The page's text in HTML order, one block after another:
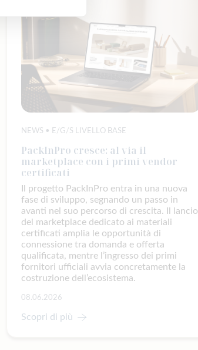
NEWS • E/G/S LIVELLO BASE
PackInPro cresce: al via il
marketplace con i primi vendor
certificati
Il progetto PackInPro entra in una nuova
fase di sviluppo, segnando un passo in
avanti nel suo percorso di crescita. Il lancio
del marketplace dedicato ai materiali
certificati amplia le opportunità di
connessione tra domanda e offerta
qualificata, mentre l’ingresso dei primi
fornitori ufficiali avvia concretamente la
costruzione dell’ecosistema.
08.06.2026
Scopri di più